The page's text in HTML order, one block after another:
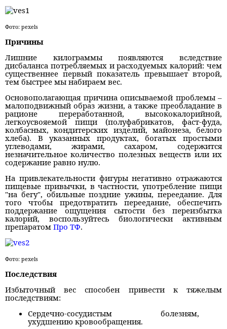
Фото: pexels
Причины
Лишние килограммы появляются вследствие
дисбаланса потребляемых и расходуемых калорий: чем
существеннее первый показатель превышает второй,
тем быстрее мы набираем вес.
Основополагающая причина описываемой проблемы –
малоподвижный образ жизни, а также преобладание в
рационе переработанной, высококалорийной,
легкоусвояемой пищи (полуфабрикатов, фаст-фуда,
колбасных, кондитерских изделий, майонеза, белого
хлеба). В указанных продуктах, богатых простыми
углеводами, жирами, сахаром, содержится
незначительное количество полезных веществ или их
содержание равно нулю.
На привлекательности фигуры негативно отражаются
пищевые привычки, в частности, употребление пищи
"на бегу", обильные поздние ужины, переедание. Для
того чтобы предотвратить переедание, обеспечить
поддержание ощущения сытости без переизбытка
калорий, воспользуйтесь биологически активным
препаратом Про ТФ.
Фото: pexels
Последствия
Избыточный вес способен привести к тяжелым
последствиям:
Сердечно-сосудистым болезням,
ухудшению кровообращения.